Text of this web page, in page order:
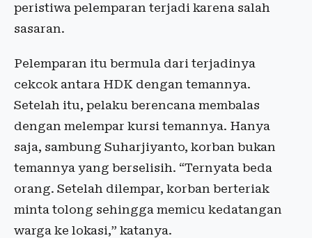
peristiwa pelemparan terjadi karena salah
sasaran.
Pelemparan itu bermula dari terjadinya
cekcok antara HDK dengan temannya.
Setelah itu, pelaku berencana membalas
dengan melempar kursi temannya. Hanya
saja, sambung Suharjiyanto, korban bukan
temannya yang berselisih. “Ternyata beda
orang. Setelah dilempar, korban berteriak
minta tolong sehingga memicu kedatangan
warga ke lokasi,” katanya.